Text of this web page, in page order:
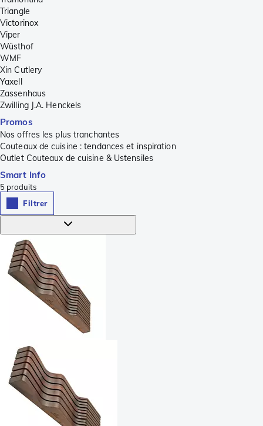
Triangle
Victorinox
Viper
Wüsthof
WMF
Xin Cutlery
Yaxell
Zassenhaus
Zwilling J.A. Henckels
Promos
Nos offres les plus tranchantes
Couteaux de cuisine : tendances et inspiration
Outlet Couteaux de cuisine & Ustensiles
Smart Info
5 produits
Filtrer